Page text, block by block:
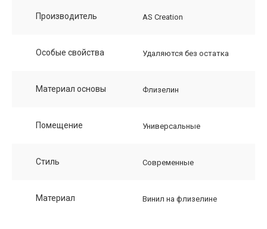
Производитель AS Creation
Особые свойства Удаляются без остатка
Материал основы Флизелин
Помещение Универсальные
Стиль Современные
Материал Винил на флизелине